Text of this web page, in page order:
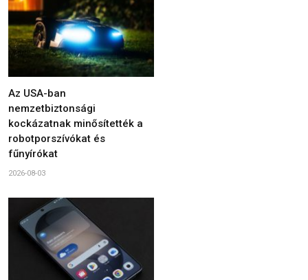
Az USA-ban
nemzetbiztonsági
kockázatnak minősítették a
robotporszívókat és
fűnyírókat
2026-08-03